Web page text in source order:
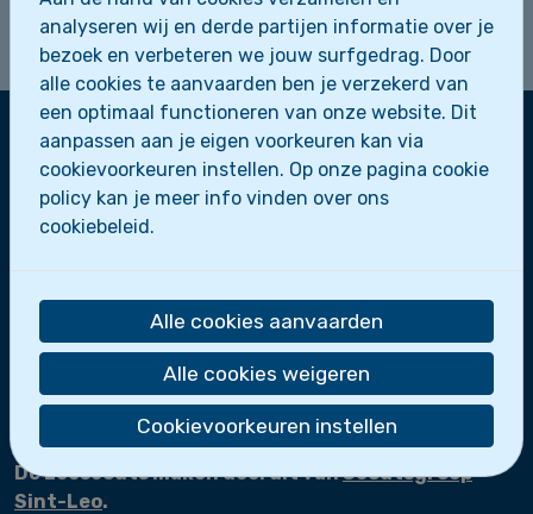
we gaan er samen iets heel lekkers van
maken. Tot dan!
Zeescouts Sint-Leo
Zeepaardjes
Dolfijnen
Scheepsmakkers
Loodsen
De zeescouts maken deel uit vanScoutsgroep
Sint-Leo.
analyseren wij en derde partijen informatie over je
bezoek en verbeteren we jouw surfgedrag. Door
alle cookies te aanvaarden ben je verzekerd van
een optimaal functioneren van onze website. Dit
aanpassen aan je eigen voorkeuren kan via
cookievoorkeuren instellen. Op onze pagina cookie
policy kan je meer info vinden over ons
cookiebeleid.
Alle cookies aanvaarden
Alle cookies weigeren
Cookievoorkeuren instellen